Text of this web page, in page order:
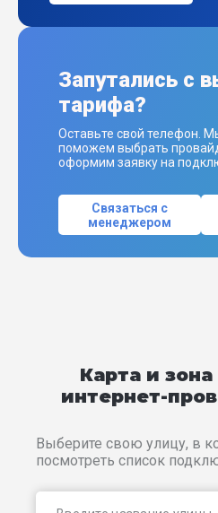
Запутались с
тарифа?
Оставьте свой телефон.
поможем выбрать
оформим заявку на
Связаться с
менеджером
Карта и
интернет-
Выберите свою улицу, в
посмотреть список